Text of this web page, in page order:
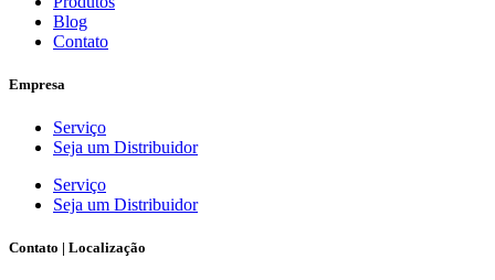
Blog
Contato
Empresa
Serviço
Seja um Distribuidor
Serviço
Seja um Distribuidor
Contato | Localização